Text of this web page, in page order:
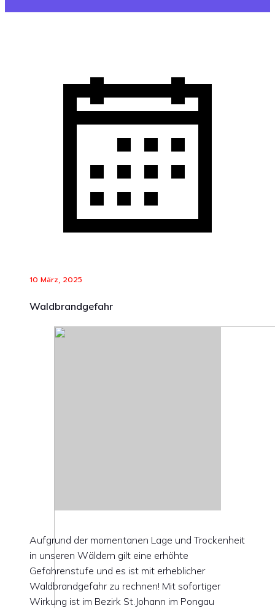
10 März, 2025
Waldbrandgefahr
Aufgrund der momentanen Lage und Trockenheit
in unseren Wäldern gilt eine erhöhte
Gefahrenstufe und es ist mit erheblicher
Waldbrandgefahr zu rechnen! Mit sofortiger
Wirkung ist im Bezirk St.Johann im Pongau